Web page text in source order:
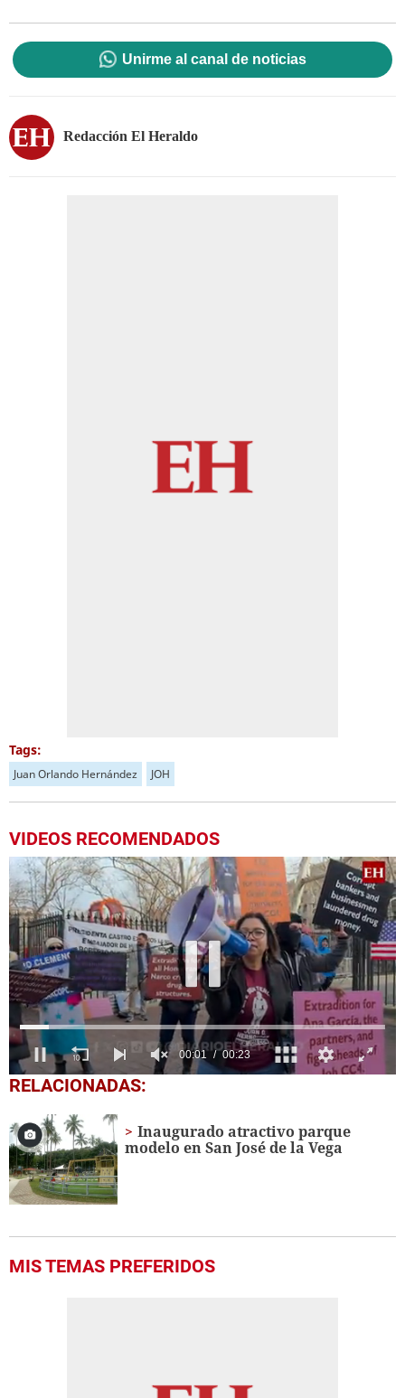
Unirme al canal de noticias
Redacción El Heraldo
Tags:
Juan Orlando Hernández JOH
VIDEOS RECOMENDADOS
0
seconds
23
seconds
RELACIONADAS:
Inaugurado atractivo parque
modelo en San José de la Vega
MIS TEMAS PREFERIDOS